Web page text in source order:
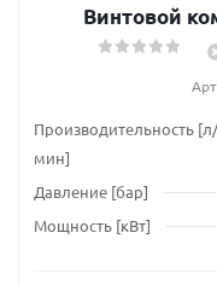
Винтовой
Производительность [л/
мин]
Давление [бар]
Мощность [кВт]